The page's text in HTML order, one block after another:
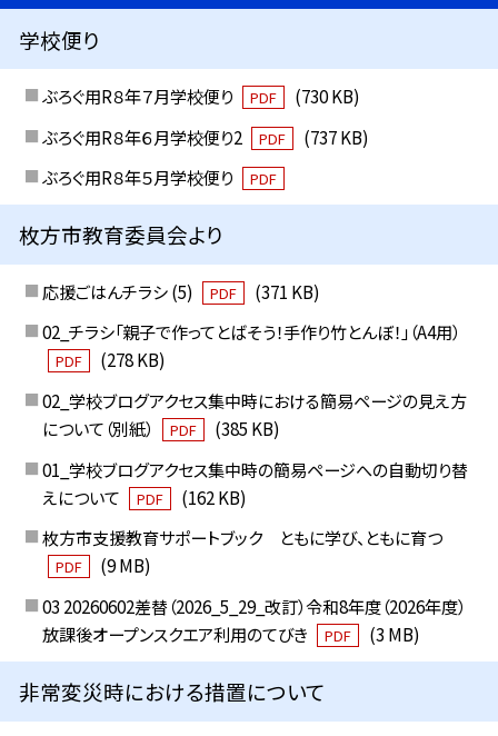
学校便り
ぶろぐ用R８年７月学校便り PDF
(730 KB)
ぶろぐ用R８年６月学校便り2
PDF
(737 KB)
ぶろぐ用R８年５月学校便り
PDF
枚方市教育委員会より
応援ごはんチラシ (5) PDF
(371 KB)
02_チラシ「親子で作ってとばそう！手作り竹とんぼ！」（A4用）
PDF
(278 KB)
02_学校ブログアクセス集中時における簡易ページの見え方
について（別紙）
PDF
(385 KB)
01_学校ブログアクセス集中時の簡易ページへの自動切り替
えについて
PDF
(162 KB)
枚方市支援教育サポートブック ともに学び、ともに育つ
PDF
(9 MB)
03 20260602差替（2026_5_29_改訂）令和8年度（2026年度）
放課後オープンスクエア利用のてびき
PDF (3 MB)
非常変災時における措置について